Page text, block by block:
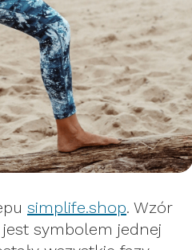
simplife.shop. Wzór
symbolem jednej